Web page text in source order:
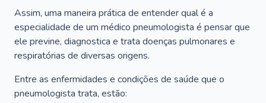
Assim, uma maneira prática de entender qual é a
especialidade de um médico pneumologista é pensar que
ele previne, diagnostica e trata doenças pulmonares e
respiratórias de diversas origens.
Entre as enfermidades e condições de saúde que o
pneumologista trata, estão: